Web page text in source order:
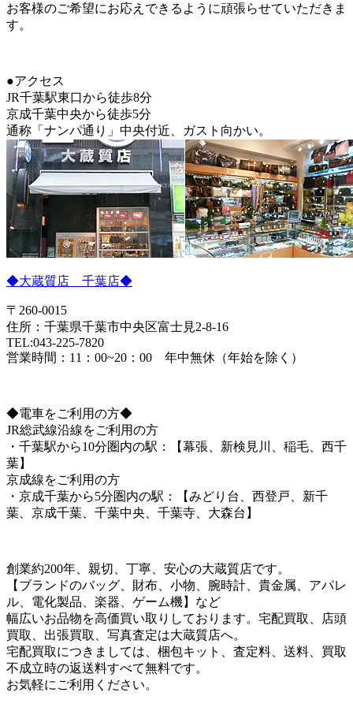
お客様のご希望にお応えできるように頑張らせていただきま
す。
●アクセス
JR千葉駅東口から徒歩8分
京成千葉中央から徒歩5分
通称「ナンパ通り」中央付近、ガスト向かい。
◆大蔵質店 千葉店◆
〒260-0015
住所：千葉県千葉市中央区富士見2-8-16
TEL:043-225-7820
営業時間：11：00~20：00 年中無休（年始を除く）
◆電車をご利用の方◆
JR総武線沿線をご利用の方
・千葉駅から10分圏内の駅：【幕張、新検見川、稲毛、西千
葉】
京成線をご利用の方
・京成千葉から5分圏内の駅：【みどり台、西登戸、新千
葉、京成千葉、千葉中央、千葉寺、大森台】
創業約200年、親切、丁寧、安心の大蔵質店です。
【ブランドのバッグ、財布、小物、腕時計、貴金属、アパレ
ル、電化製品、楽器、ゲーム機】など
幅広いお品物を高価買い取りしております。宅配買取、店頭
買取、出張買取、写真査定は大蔵質店へ。
宅配買取につきましては、梱包キット、査定料、送料、買取
不成立時の返送料すべて無料です。
お気軽にご利用ください。